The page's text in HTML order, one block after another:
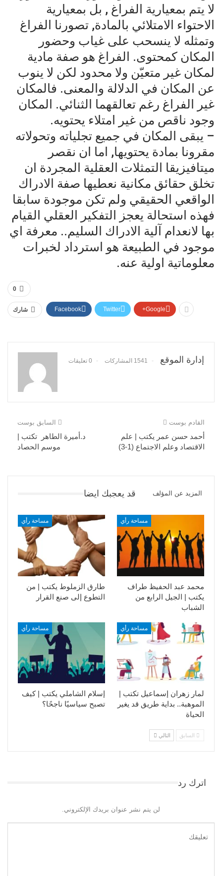
لا يتم بمعيارية الفراغ , بل بمعيارية
الاحتواء الامتلائي بالمادة, تصورنا الفراغ
وتمثله لا ينسحب على غياب وحضور
المكان كمحتوى. الفراغ هو صفة مادية
لمكان غير متعيّن ولا محدود لكن لا ينوب
عن المكان في الدلالة والمعنى. فالمكان
غير الفراغ رغم تعالقهما الثنائي. المكان
وجود ناقص من غير امتلاء يحتويه.
– يبقى المكان في جميع تجلياته وتحولاته
مقرونا بمادة يحتويها, اما ان نقصر
ميتافيزيقا التمثلات العقلية المجردة ان
تخلق حقائق مكانية نعطيها صفة الادراك
الواقعي الحقيقي ولم تكن موجودة سابقا
فهذه استحالة يعجز التفكير العقلي القيام
بها لانعدام آلية الادراك السليم.. معرفة اي
موجود في الطبيعة هو استرداد لخبرات
معلوماتية اولية عنه.
0
شارك Facebook Twitter Google+
إدارة الموقع 1541 المشاركات 0 تعليقات
السابق بوست
د.أميرة الطاهر تكتب |
موسم الحصاد
القادم بوست
أحمد حسن عمر يكتب | علم
الاقتصاد وعلم الاجتماع (1-3)
قد يعجبك ايضا المزيد عن المؤلف
مساحة رأي
طارق الزملوط يكتب | من
التطوع إلى صنع القرار
مساحة رأي
محمد عبد الحفيظ طراف
يكتب | الجيل الرابع من
الشباب
مساحة رأي
إسلام الشاملي يكتب | كيف
تصبح سياسيًا ناجحًا؟
مساحة رأي
لمار زهران إسماعيل تكتب |
الموهبة.. بداية طريق قد يغير
الحياة
السابق التالي
اترك رد
لن يتم نشر عنوان بريدك الإلكتروني.